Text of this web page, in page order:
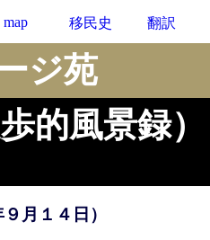
map 移民史 翻訳
ジ苑
的風景録）
月１４日）